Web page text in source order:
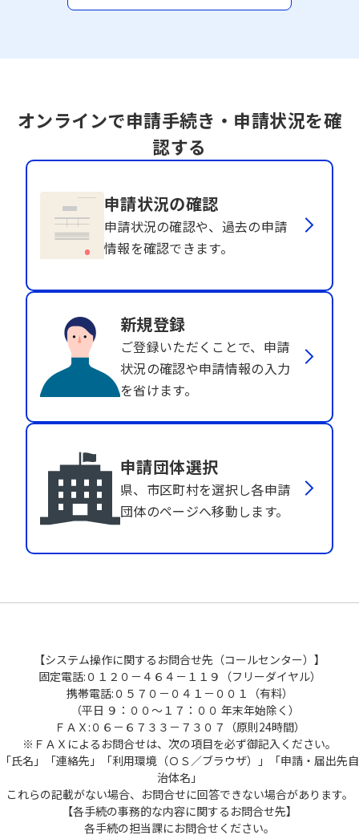
オンラインで申請手続き・申請状況を確
認する
申請状況の確認
申請状況の確認や、過去の申請
情報を確認できます。
新規登録
ご登録いただくことで、申請
状況の確認や申請情報の入力
を省けます。
申請団体選択
県、市区町村を選択し各申請
団体のページへ移動します。
【システム操作に関するお問合せ先（コールセンター）】
固定電話:０１２０－４６４－１１９（フリーダイヤル）
携帯電話:０５７０－０４１－００１（有料）
（平日 ９：００～１７：００ 年末年始除く）
ＦＡＸ:０６－６７３３－７３０７（原則24時間）
※ＦＡＸによるお問合せは、次の項目を必ず御記入ください。
「氏名」「連絡先」「利用環境（ＯＳ／ブラウザ）」「申請・届出先自
治体名」
これらの記載がない場合、お問合せに回答できない場合があります。
【各手続の事務的な内容に関するお問合せ先】
各手続の担当課にお問合せください。